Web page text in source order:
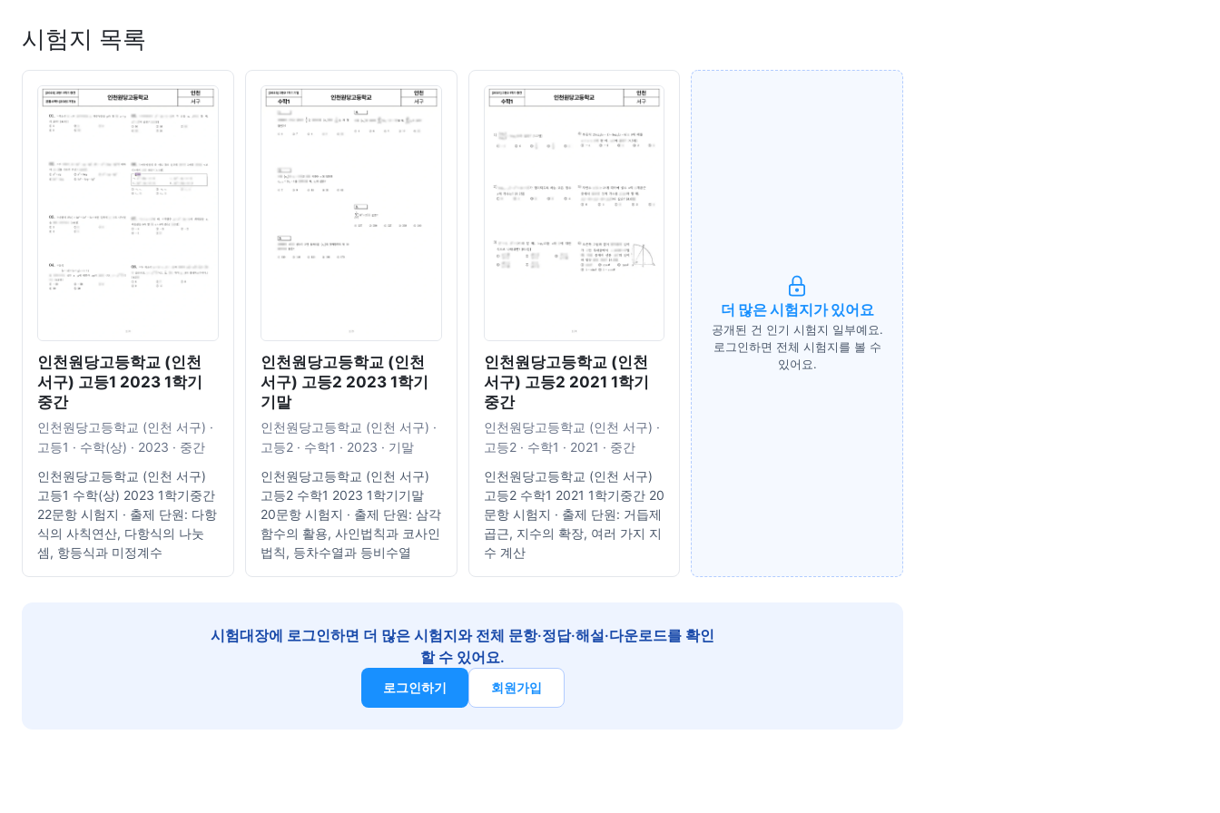
시험지 목록
인천원당고등학교 (인천
서구) 고등1 2023 1학기
중간
인천원당고등학교 (인천 서구) ·
고등1 · 수학(상) · 2023 · 중간
인천원당고등학교 (인천 서구)
고등1 수학(상) 2023 1학기중간
22문항 시험지 · 출제 단원: 다항
식의 사칙연산, 다항식의 나눗
셈, 항등식과 미정계수
인천원당고등학교 (인천
서구) 고등2 2023 1학기
기말
인천원당고등학교 (인천 서구) ·
고등2 · 수학1 · 2023 · 기말
인천원당고등학교 (인천 서구)
고등2 수학1 2023 1학기기말
20문항 시험지 · 출제 단원: 삼각
함수의 활용, 사인법칙과 코사인
법칙, 등차수열과 등비수열
인천원당고등학교 (인천
서구) 고등2 2021 1학기
중간
인천원당고등학교 (인천 서구) ·
고등2 · 수학1 · 2021 · 중간
인천원당고등학교 (인천 서구)
고등2 수학1 2021 1학기중간 20
문항 시험지 · 출제 단원: 거듭제
곱근, 지수의 확장, 여러 가지 지
수 계산
더 많은 시험지가 있어요
공개된 건 인기 시험지 일부예요.
로그인하면 전체 시험지를 볼 수
있어요.
시험대장에 로그인하면 더 많은 시험지와 전체 문항·정답·해설·다운로드를 확인
할 수 있어요.
로그인하기 회원가입